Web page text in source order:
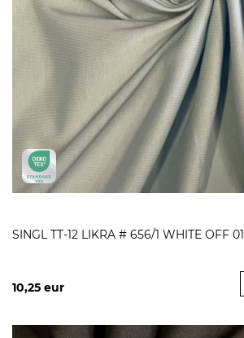
SINGL TT-12 LIKRA # 656/1 WHITE OFF 01
10,25 eur